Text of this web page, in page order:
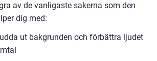
av de vanligaste sakerna som den
dig med:
ut bakgrunden och förbättra ljudet